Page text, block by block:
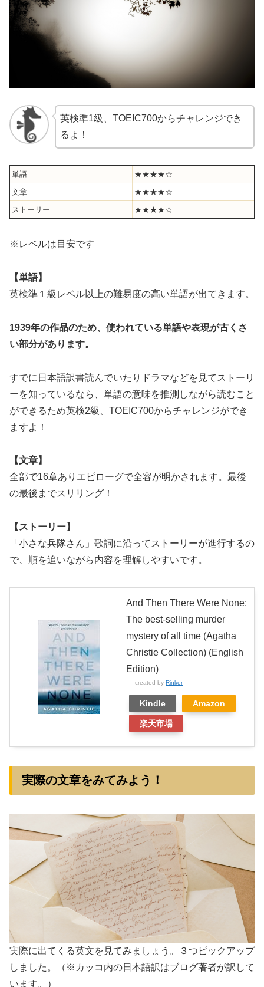
英検準1級、TOEIC700からチャレンジでき
るよ！
単語
★★★★☆
文章
★★★★☆
ストーリー
★★★★☆
※レベルは目安です
【単語】
英検準１級レベル以上の難易度の高い単語が出てきます。
1939年の作品のため、使われている単語や表現が古くさ
い部分があります。
すでに日本語訳書読んでいたりドラマなどを見てストーリ
ーを知っているなら、単語の意味を推測しながら読むこと
ができるため英検2級、TOEIC700からチャレンジができ
ますよ！
【文章】
全部で16章ありエピローグで全容が明かされます。最後
の最後までスリリング！
【ストーリー】
「小さな兵隊さん」歌詞に沿ってストーリーが進行するの
で、順を追いながら内容を理解しやすいです。
And Then There Were None:
The best-selling murder
mystery of all time (Agatha
Christie Collection) (English
Edition)
created by Rinker
Kindle Amazon
楽天市場
実際の文章をみてみよう！
実際に出てくる英文を見てみましょう。３つピックアップ
しました。（※カッコ内の日本語訳はブログ著者が訳して
います。）